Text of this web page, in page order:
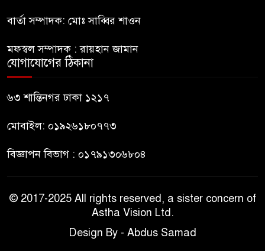
বহিষ্কৃত জামাত নেতার কর্মীরা যোগ
বার্তা সম্পাদক: মোঃ সাব্বির শাওন
মফস্বল সম্পাদক : রায়হান জামান
যোগাযোগের ঠিকানা
৬৩ শান্তিনগর ঢাকা ১২১৭
মোবাইল: ০১৯২৬১৮০৭৭৩
বিজ্ঞাপন বিভাগ : ০১৭৯১৩০৬৮০৪
© 2017-2025 All rights reserved, a sister concern of
Astha Vision Ltd.
Design By - Abdus Samad